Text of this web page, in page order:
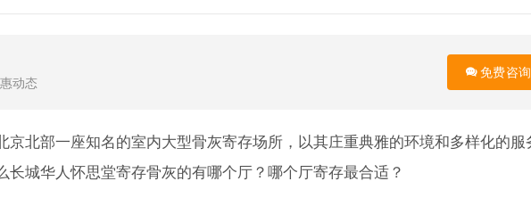
动态
免费咨询
京北部一座知名的室内大型骨灰寄存场所，以其庄重典雅的环境和多样化的服
长城华人怀思堂寄存骨灰的有哪个厅？哪个厅寄存最合适？